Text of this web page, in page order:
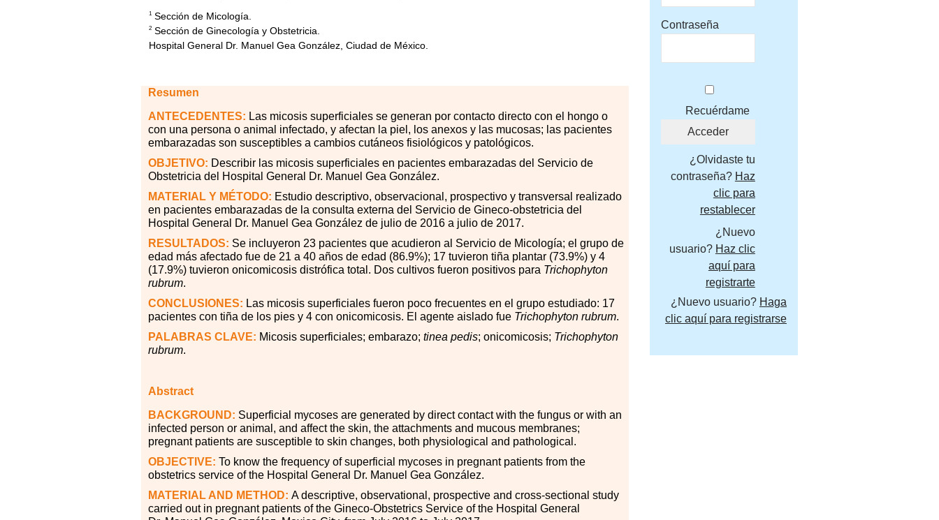
1 Sección de Micología.
2 Sección de Ginecología y Obstetricia.
Hospital General Dr. Manuel Gea González, Ciudad de México.
Resumen
ANTECEDENTES: Las micosis superficiales se generan por contacto directo con el hongo o
con una persona o animal infectado, y afectan la piel, los anexos y las mucosas; las pacientes
embarazadas son susceptibles a cambios cutáneos fisiológicos y patológicos.
OBJETIVO: Describir las micosis superficiales en pacientes embarazadas del Servicio de
Obstetricia del Hospital General Dr. Manuel Gea González.
MATERIAL Y MÉTODO: Estudio descriptivo, observacional, prospectivo y transversal realizado
en pacientes embarazadas de la consulta externa del Servicio de Gineco-obstetricia del
Hospital General Dr. Manuel Gea González de julio de 2016 a julio de 2017.
RESULTADOS: Se incluyeron 23 pacientes que acudieron al Servicio de Micología; el grupo de
edad más afectado fue de 21 a 40 años de edad (86.9%); 17 tuvieron tiña plantar (73.9%) y 4
(17.9%) tuvieron onicomicosis distrófica total. Dos cultivos fueron positivos para Trichophyton
rubrum.
CONCLUSIONES: Las micosis superficiales fueron poco frecuentes en el grupo estudiado: 17
pacientes con tiña de los pies y 4 con onicomicosis. El agente aislado fue Trichophyton rubrum.
PALABRAS CLAVE: Micosis superficiales; embarazo; tinea pedis; onicomicosis; Trichophyton
rubrum.
Abstract
BACKGROUND: Superficial mycoses are generated by direct contact with the fungus or with an
infected person or animal, and affect the skin, the attachments and mucous membranes;
pregnant patients are susceptible to skin changes, both physiological and pathological.
OBJECTIVE: To know the frequency of superficial mycoses in pregnant patients from the
obstetrics service of the Hospital General Dr. Manuel Gea González.
MATERIAL AND METHOD: A descriptive, observational, prospective and cross-sectional study
carried out in pregnant patients of the Gineco-Obstetrics Service of the Hospital General
Contraseña
Recuérdame
¿Olvidaste tu
contraseña? Haz
clic para
restablecer
¿Nuevo
usuario? Haz clic
aquí para
registrarte
¿Nuevo usuario? Haga
clic aquí para registrarse